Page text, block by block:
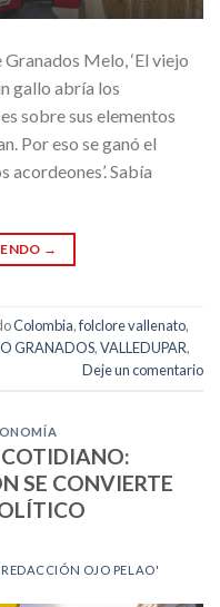
Melo, ‘El viejo
gallo abría los
sobre sus elementos
Por eso se ganó el
acordeones’. Sabía
→
Colombia,folclore vallenato,
GRANADOS,VALLEDUPAR,
Deje un comentario
SE CONVIERTE
REDACCIÓN OJO PELAO'